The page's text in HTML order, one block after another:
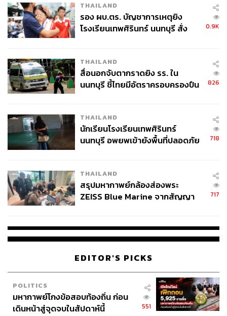
THAILAND
รอง ผบ.ตร. บัญชาการเหตุยิง
โรงเรียนเทพศิรินทร์ นนทบุรี สั่ง
0.9K
THAILAND
สื่อนอกจับตากราดยิง รร. ใน
นนทบุรี ชี้ไทยมีอัตราครอบครองปืน
826
THAILAND
นักเรียนโรงเรียนเทพศิรินทร์
นนทบุรี อพยพเข้ายังพื้นที่ปลอดภัย
718
THAILAND
สรุปมหากาพย์กล้องส่องพระ
ZEISS Blue Marine จากสัญญา
จ่ายหนี้-แอบระบุแบรนด์
717
EDITOR'S PICKS
POLITICS
มหากาพย์โกงข้อสอบท้องถิ่น ก่อน
เดินหน้าสู่จุดจบในสัปดาห์นี้
551